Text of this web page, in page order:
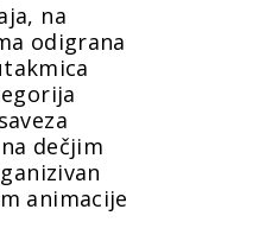
na
odigrana
dečjim
animacije